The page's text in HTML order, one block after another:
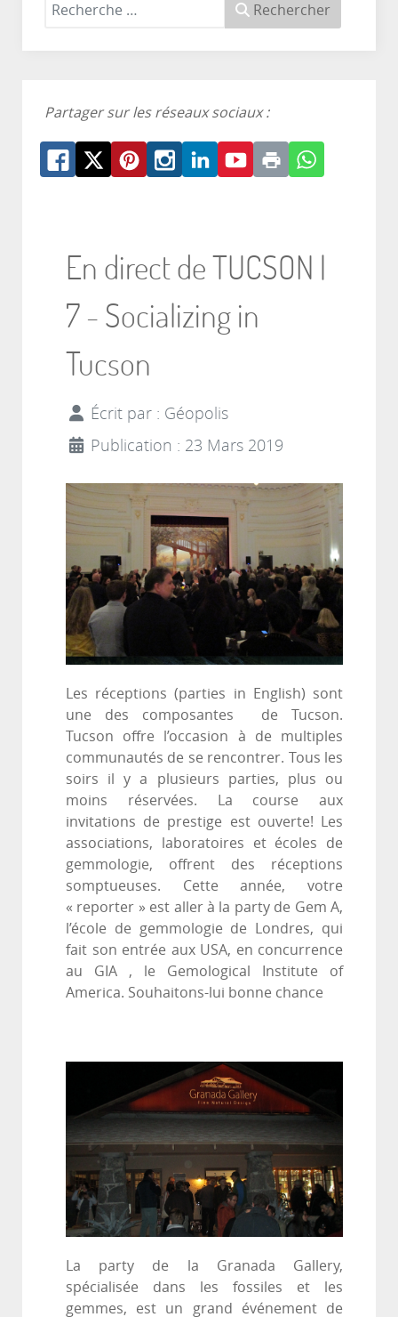
Rechercher
Partager sur les réseaux sociaux :
En direct de TUCSON |
7 - Socializing in
Tucson
Écrit par : Géopolis
Publication : 23 Mars 2019
Les réceptions (parties in English) sont
une des composantes de Tucson.
Tucson offre l’occasion à de multiples
communautés de se rencontrer. Tous les
soirs il y a plusieurs parties, plus ou
moins réservées. La course aux
invitations de prestige est ouverte! Les
associations, laboratoires et écoles de
gemmologie, offrent des réceptions
somptueuses. Cette année, votre
« reporter » est aller à la party de Gem A,
l’école de gemmologie de Londres, qui
fait son entrée aux USA, en concurrence
au GIA , le Gemological Institute of
America. Souhaitons-lui bonne chance
La party de la Granada Gallery,
spécialisée dans les fossiles et les
gemmes, est un grand événement de